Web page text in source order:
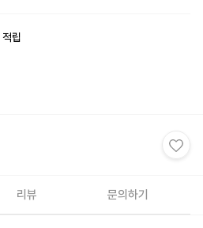
적립
리뷰 문의하기